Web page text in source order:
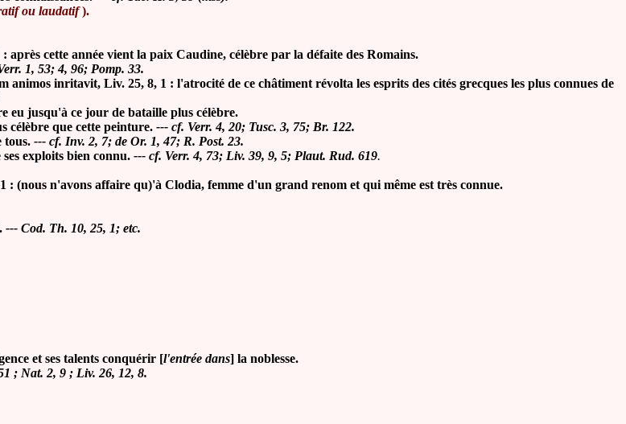
ou laudatif).
cette année vient la paix Caudine, célèbre par la défaite des Romains.
1, 53; 4, 96; Pomp. 33.
inritavit, Liv. 25, 8, 1 : l'atrocité de ce châtiment révolta les esprits des cités grecques les plus connues de
eu jusqu'à ce jour de bataille plus célèbre.
célèbre que cette peinture. --- cf. Verr. 4, 20; Tusc. 3, 75; Br. 122.
tous. --- cf. Inv. 2, 7; de Or. 1, 47; R. Post. 23.
exploits bien connu. --- cf. Verr. 4, 73; Liv. 39, 9, 5; Plaut. Rud. 619.
(nous n'avons affaire qu)'à Clodia, femme d'un grand renom et qui même est très connue.
--- Cod. Th. 10, 25, 1; etc.
et ses talents conquérir [l'entrée dans] la noblesse.
; Nat. 2, 9 ; Liv. 26, 12, 8.